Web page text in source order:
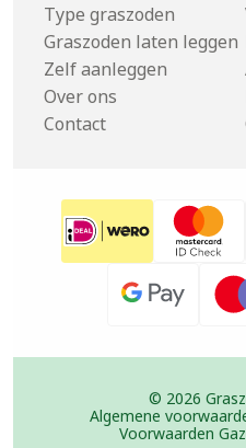
Type graszoden
Graszoden laten leggen
Zelf aanleggen
Over ons
Contact
© 2026
Algemene
Voorwaarden